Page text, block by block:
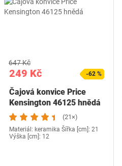
249 Kč
647 Kč
-62 %
Čajová konvice Price
Kensington 46125 hnědá
(21×)
Materiál: keramika Šířka [cm]: 21
Výška [cm]: 12